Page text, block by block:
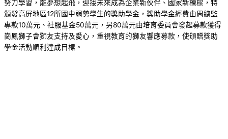
努力學習，能夢想起飛，迎接未來成為企業新伙伴、國家新棟樑，特
頒發高屏地區12所國中弱勢學生的獎助學金，獎助學金經費由周總監
專款10萬元、社服基金50萬元，另80萬元由培育委員會發起募款獲得
崗鳳獅子會獅友支持及愛心，重視教育的獅友響應募款，使頒贈獎助
學金活動順利達成目標。